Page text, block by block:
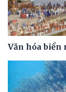
Văn hóa biển